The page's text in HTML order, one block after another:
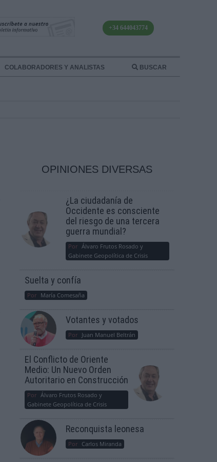
+34 644043774
COLABORADORES Y ANALISTAS BUSCAR
OPINIONES DIVERSAS
¿La ciudadanía de
Occidente es consciente
del riesgo de una tercera
guerra mundial?
Por Álvaro Frutos Rosado y
Gabinete Geopolítica de Crisis
Suelta y confía
Por María Comesaña
Votantes y votados
Por Juan Manuel Beltrán
El Conflicto de Oriente
Medio: Un Nuevo Orden
Autoritario en Construcción
Por Álvaro Frutos Rosado y
Gabinete Geopolítica de Crisis
Reconquista leonesa
Por Carlos Miranda